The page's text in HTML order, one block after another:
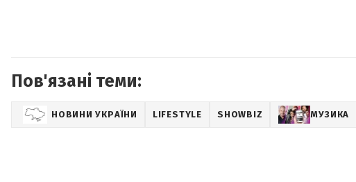
Пов'язані теми:
НОВИНИ УКРАЇНИ LIFESTYLE SHOWBIZ МУЗИКА